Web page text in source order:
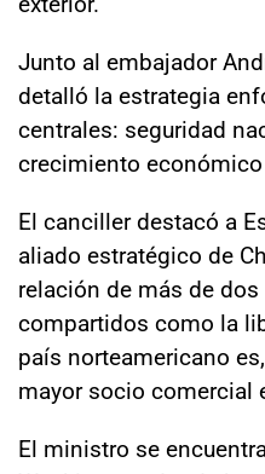
Junto al embajador
detalló la estrategia
centrales: seguridad
crecimiento
El canciller destacó a
aliado estratégico de
relación de más de
compartidos como la
país norteamericano
mayor socio comercial
El ministro se